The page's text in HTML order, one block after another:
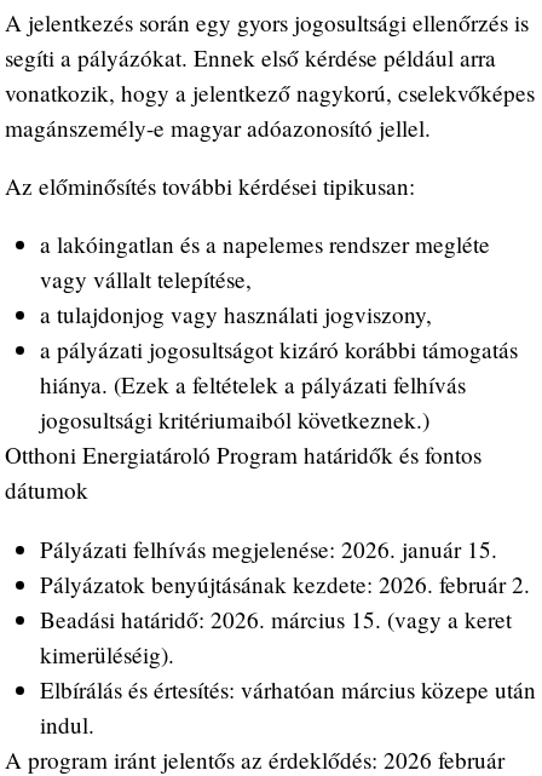
A jelentkezés során egy gyors jogosultsági ellenőrzés is
segíti a pályázókat. Ennek első kérdése például arra
vonatkozik, hogy a jelentkező nagykorú, cselekvőképes
magánszemély-e magyar adóazonosító jellel.
Az előminősítés további kérdései tipikusan:
a lakóingatlan és a napelemes rendszer megléte
vagy vállalt telepítése,
a tulajdonjog vagy használati jogviszony,
a pályázati jogosultságot kizáró korábbi támogatás
hiánya. (Ezek a feltételek a pályázati felhívás
jogosultsági kritériumaiból következnek.)
Otthoni Energiatároló Program határidők és fontos
dátumok
Pályázati felhívás megjelenése: 2026. január 15.
Pályázatok benyújtásának kezdete: 2026. február 2.
Beadási határidő: 2026. március 15. (vagy a keret
kimerüléséig).
Elbírálás és értesítés: várhatóan március közepe után
indul.
A program iránt jelentős az érdeklődés: 2026 február